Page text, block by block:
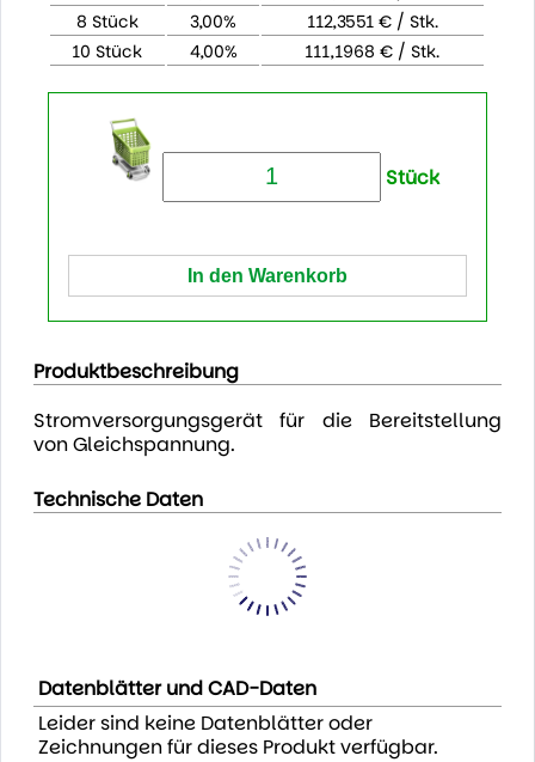
8 Stück
3,00%
112,3551 € / Stk.
10 Stück
4,00% 111,1968 € / Stk.
Stück
Produktbeschreibung
Stromversorgungsgerät für die Bereitstellung
von Gleichspannung.
Technische Daten
Datenblätter und CAD-Daten
Leider sind keine Datenblätter oder
Zeichnungen für dieses Produkt verfügbar.